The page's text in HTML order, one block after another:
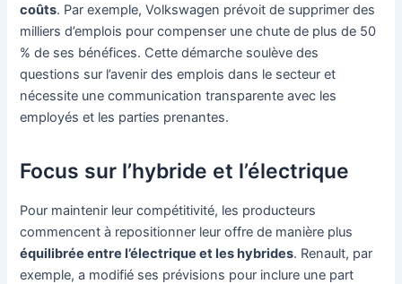
coûts. Par exemple, Volkswagen prévoit de supprimer des
milliers d’emplois pour compenser une chute de plus de 50
% de ses bénéfices. Cette démarche soulève des
questions sur l’avenir des emplois dans le secteur et
nécessite une communication transparente avec les
employés et les parties prenantes.
Focus sur l’hybride et l’électrique
Pour maintenir leur compétitivité, les producteurs
commencent à repositionner leur offre de manière plus
équilibrée entre l’électrique et les hybrides. Renault, par
exemple, a modifié ses prévisions pour inclure une part